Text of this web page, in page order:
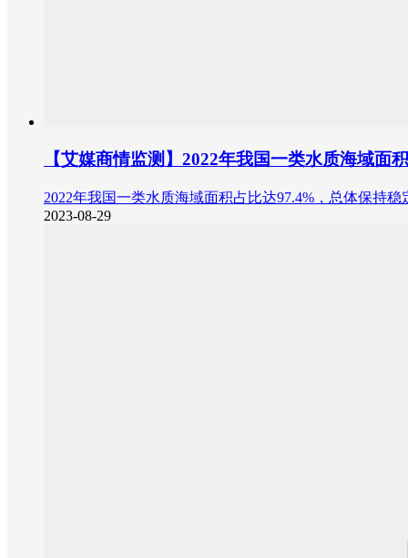
【艾媒商情监测】2022年我国一类水质海域
2022年我国一类水质海域面积占比达97.4%，总体保持
2023-08-29